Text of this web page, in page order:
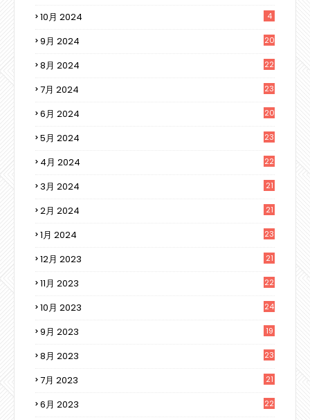
10月 2024 4
9月 2024 20
8月 2024 22
7月 2024 23
6月 2024 20
5月 2024 23
4月 2024 22
3月 2024 21
2月 2024 21
1月 2024 23
12月 2023 21
11月 2023 22
10月 2023 24
9月 2023 19
8月 2023 23
7月 2023 21
6月 2023 22